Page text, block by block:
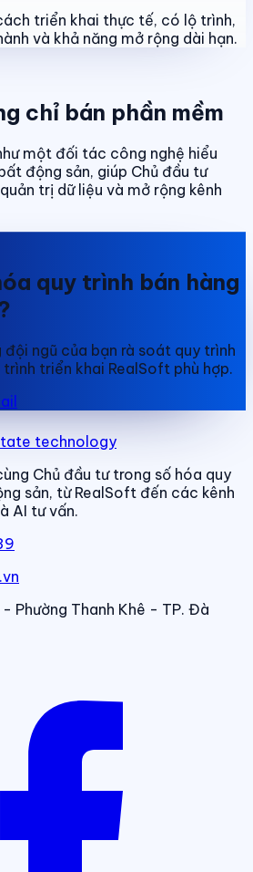
triển khai thực tế, có lộ trình,
và khả năng mở rộng dài hạn.
chỉ bán phần mềm
một đối tác công nghệ hiểu
động sản, giúp Chủ đầu tư
trị dữ liệu và mở rộng kênh
quy trình bán hàng
ngũ của bạn rà soát quy trình
triển khai RealSoft phù hợp.
technology
Chủ đầu tư trong số hóa quy
sản, từ RealSoft đến các kênh
AI tư vấn.
- Phường Thanh Khê - TP. Đà